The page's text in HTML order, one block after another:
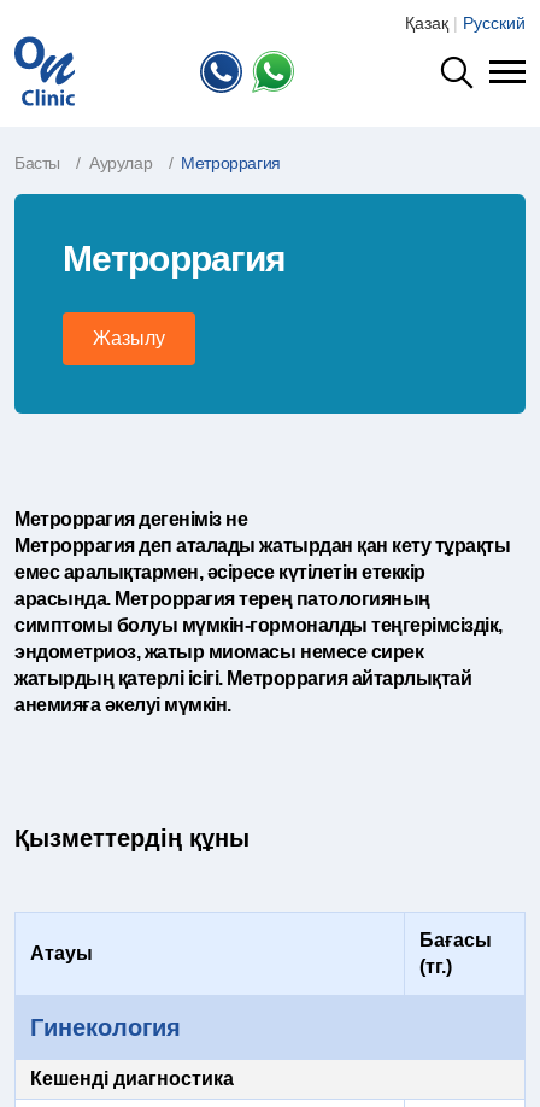
Қазақ | Русский
Басты Аурулар Метроррагия
Метроррагия
Жазылу
Метроррагия дегеніміз не
Метроррагия деп аталады жатырдан қан кету тұрақты
емес аралықтармен, әсіресе күтілетін етеккір
арасында. Метроррагия терең патологияның
симптомы болуы мүмкін-гормоналды теңгерімсіздік,
эндометриоз, жатыр миомасы немесе сирек
жатырдың қатерлі ісігі. Метроррагия айтарлықтай
анемияға әкелуі мүмкін.
Қызметтердің құны
Атауы
Бағасы
(тг.)
Гинекология
Кешенді диагностика